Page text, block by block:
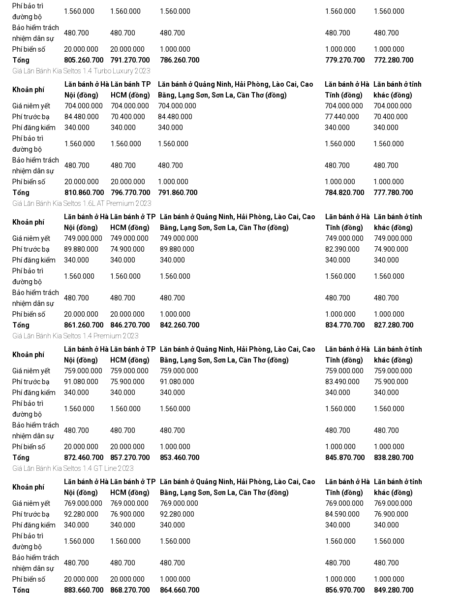
Phí bảo trì
đường bộ
1.560.000 1.560.000 1.560.000 1.560.000 1.560.000
Bảo hiểm trách
nhiệm dân sự
480.700 480.700 480.700 480.700 480.700
Phí biển số 20.000.000 20.000.000 1.000.000 1.000.000
1.000.000
Tổng
805.260.700 791.270.700 786.260.700 779.270.700
772.280.700
Giá Lăn Bánh Kia Seltos 1.4 Turbo Luxury 2023
Khoản phí
Lăn bánh ở Hà
Nội (đồng)
Lăn bánh TP
HCM (đồng)
Lăn bánh ở Quảng Ninh, Hải Phòng, Lào Cai, Cao
Bằng, Lạng Sơn, Sơn La, Cần Thơ (đồng)
Lăn bánh ở Hà
Tĩnh (đồng)
Lăn bánh ở tỉnh
khác (đồng)
Giá niêm yết
704.000.000 704.000.000 704.000.000 704.000.000
704.000.000
Phí trước bạ
84.480.000 70.400.000 84.480.000 77.440.000
70.400.000
Phí đăng kiểm
340.000 340.000 340.000 340.000
340.000
Phí bảo trì
đường bộ
1.560.000 1.560.000 1.560.000 1.560.000 1.560.000
Bảo hiểm trách
nhiệm dân sự
480.700 480.700 480.700 480.700 480.700
Phí biển số 20.000.000 20.000.000 1.000.000 1.000.000
1.000.000
Tổng
810.860.700 796.770.700 791.860.700 784.820.700
777.780.700
Giá Lăn Bánh Kia Seltos 1.6L AT Premium 2023
Khoản phí
Lăn bánh ở Hà
Nội (đồng)
Lăn bánh ở TP
HCM (đồng)
Lăn bánh ở Quảng Ninh, Hải Phòng, Lào Cai, Cao
Bằng, Lạng Sơn, Sơn La, Cần Thơ (đồng)
Lăn bánh ở Hà
Tĩnh (đồng)
Lăn bánh ở tỉnh
khác (đồng)
Giá niêm yết
749.000.000 749.000.000 749.000.000 749.000.000
749.000.000
Phí trước bạ
89.880.000 74.900.000 89.880.000 82.390.000
74.900.000
Phí đăng kiểm
340.000 340.000 340.000 340.000
340.000
Phí bảo trì
đường bộ
1.560.000 1.560.000 1.560.000 1.560.000 1.560.000
Bảo hiểm trách
nhiệm dân sự
480.700 480.700 480.700 480.700 480.700
Phí biển số 20.000.000 20.000.000 1.000.000 1.000.000
1.000.000
Tổng
861.260.700 846.270.700 842.260.700 834.770.700
827.280.700
Giá Lăn Bánh Kia Seltos 1.4 Premium 2023
Khoản phí
Lăn bánh ở Hà
Nội (đồng)
Lăn bánh ở TP
HCM (đồng)
Lăn bánh ở Quảng Ninh, Hải Phòng, Lào Cai, Cao
Bằng, Lạng Sơn, Sơn La, Cần Thơ (đồng)
Lăn bánh ở Hà
Tĩnh (đồng)
Lăn bánh ở tỉnh
khác (đồng)
Giá niêm yết
759.000.000 759.000.000 759.000.000 759.000.000
759.000.000
Phí trước bạ
91.080.000 75.900.000 91.080.000 83.490.000
75.900.000
Phí đăng kiểm
340.000 340.000 340.000 340.000
340.000
Phí bảo trì
đường bộ
1.560.000 1.560.000 1.560.000 1.560.000 1.560.000
Bảo hiểm trách
nhiệm dân sự
480.700 480.700 480.700 480.700 480.700
Phí biển số 20.000.000 20.000.000 1.000.000 1.000.000
1.000.000
Tổng
872.460.700 857.270.700 853.460.700 845.870.700
838.280.700
Giá Lăn Bánh Kia Seltos 1.4 GT Line 2023
Khoản phí
Lăn bánh ở Hà
Nội (đồng)
Lăn bánh ở TP
HCM (đồng)
Lăn bánh ở Quảng Ninh, Hải Phòng, Lào Cai, Cao
Bằng, Lạng Sơn, Sơn La, Cần Thơ (đồng)
Lăn bánh ở Hà
Tĩnh (đồng)
Lăn bánh ở tỉnh
khác (đồng)
Giá niêm yết
769.000.000 769.000.000 769.000.000 769.000.000
769.000.000
Phí trước bạ
92.280.000 76.900.000 92.280.000 84.590.000
76.900.000
Phí đăng kiểm
340.000 340.000 340.000 340.000
340.000
Phí bảo trì
đường bộ
1.560.000 1.560.000 1.560.000 1.560.000 1.560.000
Bảo hiểm trách
nhiệm dân sự
480.700 480.700 480.700 480.700 480.700
Phí biển số 20.000.000 20.000.000 1.000.000 1.000.000
1.000.000
Tổng
883.660.700 868.270.700 864.660.700 856.970.700 849.280.700